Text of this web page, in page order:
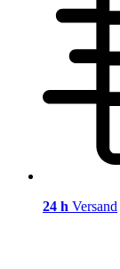
24 h Versand